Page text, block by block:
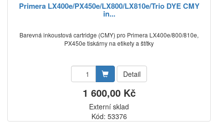
Primera LX400e/PX450e/LX800/LX810e/Trio DYE CMY
in...
Barevná inkoustová cartridge (CMY) pro Primera LX400e/800/810e,
PX450e tiskárny na etikety a štítky
Detail
1 600,00 Kč
Externí sklad
Kód: 53376